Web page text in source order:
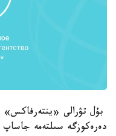
بۇل تۋرالى «ينتەرفاكس»
دەرەكوزگە سىلتەمە جاساپ